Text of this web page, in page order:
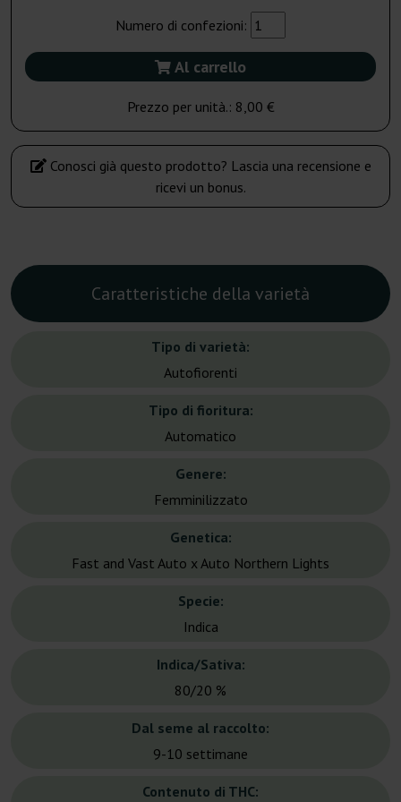
Numero di confezioni:
Al carrello
Prezzo per unità.: 8,00 €
Conosci già questo prodotto? Lascia una recensione e
ricevi un bonus.
Caratteristiche della varietà
Tipo di varietà:
Autofiorenti
Tipo di fioritura:
Automatico
Genere:
Femminilizzato
Genetica:
Fast and Vast Auto x Auto Northern Lights
Specie:
Indica
Indica/Sativa:
80/20 %
Dal seme al raccolto:
9-10 settimane
Contenuto di THC: